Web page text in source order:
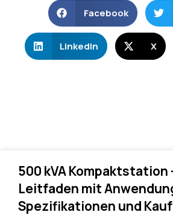
Facebook
LinkedIn X
500 kVA Kompaktstation
Leitfaden mit
Spezifikationen und